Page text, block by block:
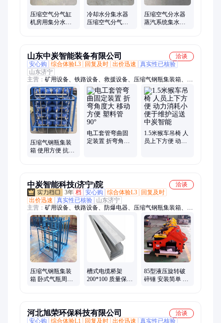
设备、无负压稳流罐
压缩空气分气缸
机房用集分水器
冷却水分集水器
压缩空气分气缸
压缩空气分水器
蒸汽系统集水器
山东中炭智能装备有限公司
洽谈
安心购
综合体验L3 回复及时 出价迅速
真实性已核验
山东济宁
主营： 矿用设备、铁路设备、救援设备、压缩气钢瓶集装箱、防
爆电器、仪器仪表、路面机械、工程机械、智能制造
压缩气钢瓶集装
箱 使用方便 抗拉
电工套管弯曲固
定装置 折弯角度
1.5米猴车吊椅 人
员上下方便 动力
中炭智能科技(济宁)院
洽谈
3年 档 安心购 综合体验L3
回复及时
出价迅速
真实性已核验
山东济宁
主营： 矿用设备、铁路设备、防爆电器、压缩气钢瓶集装箱、仪
器仪表、路面机械、工程机械、智能制造
压缩气钢瓶集装
箱 卧式气瓶周转
槽式电缆桥架
200*100 质量保障
85型液压旋转破
碎锤 安装简单 性
河北旭荣环保科技有限公司
洽谈
安心购
综合体验L1 回复及时 出价迅速
真实性已核验